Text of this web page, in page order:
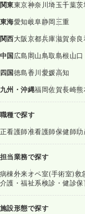
関東東京神奈川埼玉千葉茨
東海愛知岐阜静岡三重
関西大阪京都兵庫滋賀奈良
中国広島岡山鳥取島根山口
四国徳島香川愛媛高知
九州・沖縄福岡佐賀長崎熊
職種で探す
正看護師准看護師保健師助
担当業務で探す
病棟外来オペ室(手術室)救
介護・福祉系検診・健診保
施設形態で探す